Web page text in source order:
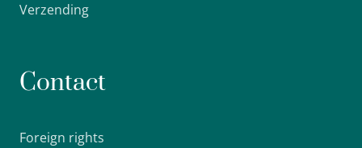
Verzending
Contact
Foreign rights